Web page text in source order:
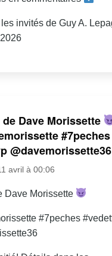
invités de Guy A.
Dave Morissette
#7peches
@davemorissette36
avril à 00:06
Dave Morissette
#7peches